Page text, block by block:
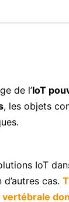
de l’IoT
, les objets
IoT
cas.